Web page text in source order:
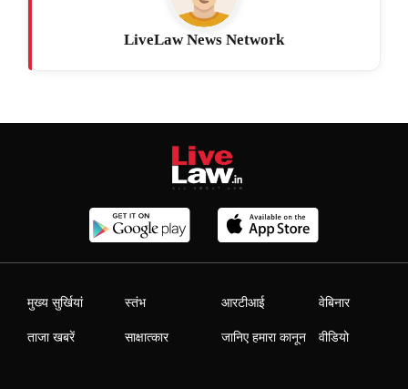
LiveLaw News Network
मुख्य सुर्खियां
ताजा खबरें
स्तंभ
साक्षात्कार
आरटीआई
जानिए हमारा कानून
वेबिनार
वीडियो